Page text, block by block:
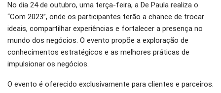
WhatsApp Pinterest
No dia 24 de outubro, uma terça-feira, a De Paula realiza o
“Com 2023”, onde os participantes terão a chance de trocar
ideais, compartilhar experiências e fortalecer a presença no
mundo dos negócios. O evento propõe a exploração de
conhecimentos estratégicos e as melhores práticas de
impulsionar os negócios.
O evento é oferecido exclusivamente para clientes e parceiros.